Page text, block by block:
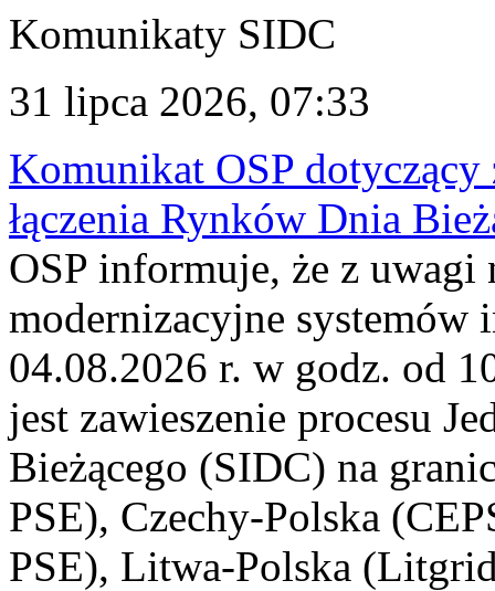
Komunikaty SIDC
31 lipca 2026, 07:33
Komunikat OSP dotyczący
łączenia Rynków Dnia
OSP informuje, że z uwagi
modernizacyjne
04.08.2026 r. w godz. od
jest zawieszenie procesu
Bieżącego (SIDC) na
PSE), Czechy-Polska
PSE), Litwa-Polska